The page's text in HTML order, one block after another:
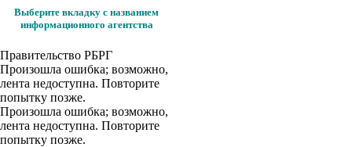
Выберите вкладку с названием
информационного агентства
Правительство РБРГ
Произошла ошибка; возможно,
лента недоступна. Повторите
попытку позже.
Произошла ошибка; возможно,
лента недоступна. Повторите
попытку позже.